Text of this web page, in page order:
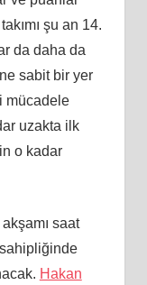
şu an 14.
da daha da
sabit bir yer
mücadele
uzakta ilk
o kadar
saat
Hakan